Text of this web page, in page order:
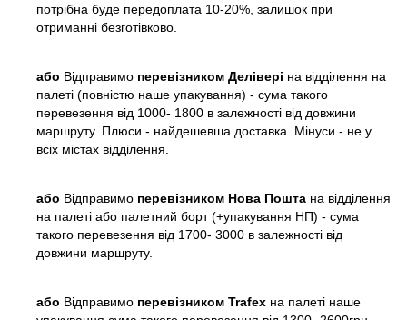
потрібна буде передоплата 10-20%, залишок при
отриманні безготівково.
або Відправимо перевізником Делівері на відділення на
палеті (повністю наше упакування) - сума такого
перевезення від 1000- 1800 в залежності від довжини
маршруту. Плюси - найдешевша доставка. Мінуси - не у
всіх містах відділення.
або Відправимо перевізником Нова Пошта на відділення
на палеті або палетний борт (+упакування НП) - сума
такого перевезення від 1700- 3000 в залежності від
довжини маршруту.
або Відправимо перевізником Trafex на палеті наше